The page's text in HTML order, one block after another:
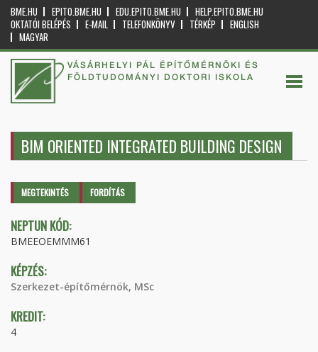
BME.HU EPITO.BME.HU EDU.EPITO.BME.HU
HELP.EPITO.BME.HU
OKTATÓI BELÉPÉS
E-MAIL TELEFONKÖNYV TÉRKÉP
ENGLISH
MAGYAR
VÁSÁRHELYI PÁL ÉPÍTŐMÉRNÖKI ÉS
FÖLDTUDOMÁNYI DOKTORI ISKOLA
BIM ORIENTED INTEGRATED BUILDING DESIGN
Elsődleges fülek
MEGTEKINTÉS (AKTÍVFORDÍTÁS
NEPTUN KÓD:
BMEEOEMMM61
KÉPZÉS:
Szerkezet-építőmérnök, MSc
KREDIT:
4